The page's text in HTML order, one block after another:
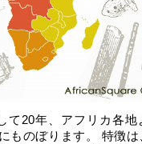
て20年、アフリカ各地
ものぼります。 特徴